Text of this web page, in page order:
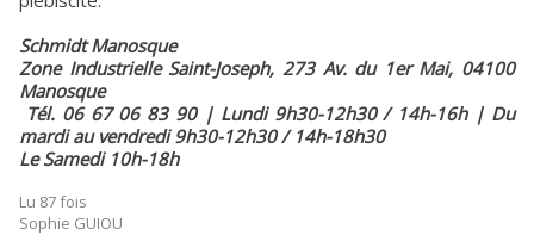
Schmidt Manosque
Zone Industrielle Saint-Joseph, 273 Av. du 1er Mai, 04100
Manosque
Tél. 06 67 06 83 90 | Lundi 9h30-12h30 / 14h-16h | Du
mardi au vendredi 9h30-12h30 / 14h-18h30
Le Samedi 10h-18h
Lu 87 fois
Sophie GUIOU